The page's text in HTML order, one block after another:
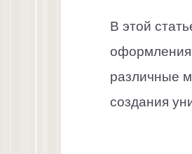
В этой
оформления
различные
создания